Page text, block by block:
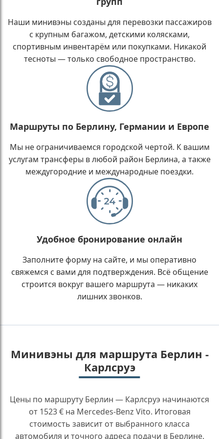
Наши минивэны созданы для перевозки пассажиров
с крупным багажом, детскими колясками,
спортивным инвентарём или покупками. Никакой
тесноты — только свободное пространство.
Маршруты по Берлину, Германии и Европе
Мы не ограничиваемся городской чертой. К вашим
услугам трансферы в любой район Берлина, а также
междугородние и международные поездки.
Удобное бронирование онлайн
Заполните форму на сайте, и мы оперативно
свяжемся с вами для подтверждения. Всё общение
строится вокруг вашего маршрута — никаких
лишних звонков.
Минивэны для маршрута Берлин -
Карлсруэ
Цены по маршруту Берлин — Карлсруэ начинаются
от 1523 € на Mercedes-Benz Vito. Итоговая
стоимость зависит от выбранного класса
автомобиля и точного адреса подачи в Берлине.